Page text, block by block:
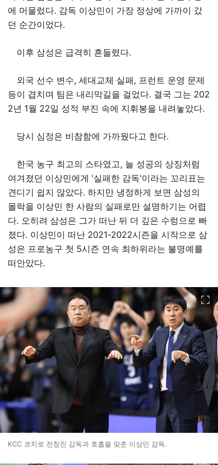
에 머물렀다. 감독 이상민이 가장 정상에 가까이 갔
던 순간이었다.
이후 삼성은 급격히 흔들렸다.
외국 선수 변수, 세대교체 실패, 프런트 운영 문제
등이 겹치며 팀은 내리막길을 걸었다. 결국 그는 202
2년 1월 22일 성적 부진 속에 지휘봉을 내려놓았다.
당시 심정은 비참함에 가까웠다고 한다.
한국 농구 최고의 스타였고, 늘 성공의 상징처럼
여겨졌던 이상민에게 '실패한 감독'이라는 꼬리표는
견디기 쉽지 않았다. 하지만 냉정하게 보면 삼성의
몰락을 이상민 한 사람의 실패로만 설명하기는 어렵
다. 오히려 삼성은 그가 떠난 뒤 더 깊은 수렁으로 빠
졌다. 이상민이 떠난 2021-2022시즌을 시작으로 삼
성은 프로농구 첫 5시즌 연속 최하위라는 불명예를
떠안았다.
KCC 코치로 전창진 감독과 호흡을 맞춘 이상민 감독.